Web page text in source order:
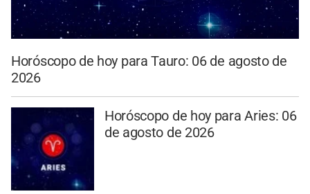
Horóscopo de hoy para Tauro: 06 de agosto de
2026
Horóscopo de hoy para Aries: 06
de agosto de 2026